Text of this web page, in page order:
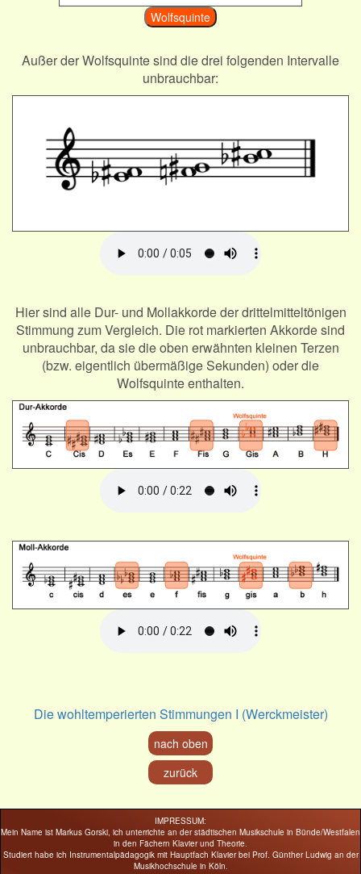
Wolfsquinte
Außer der Wolfsquinte sind die drei folgenden Intervalle
unbrauchbar:
Hier sind alle Dur- und Mollakkorde der drittelmitteltönigen
Stimmung zum Vergleich. Die rot markierten Akkorde sind
unbrauchbar, da sie die oben erwähnten kleinen Terzen
(bzw. eigentlich übermäßige Sekunden) oder die
Wolfsquinte enthalten.
Die wohltemperierten Stimmungen I (Werckmeister)
nach oben
zurück
IMPRESSUM:
Mein Name ist Markus Gorski, ich unterrichte an der städtischen Musikschule in Bünde/Westfalen
in den Fächern Klavier und Theorie.
Studiert habe ich Instrumentalpädagogik mit Hauptfach Klavier bei Prof. Günther Ludwig an der
Musikhochschule in Köln.